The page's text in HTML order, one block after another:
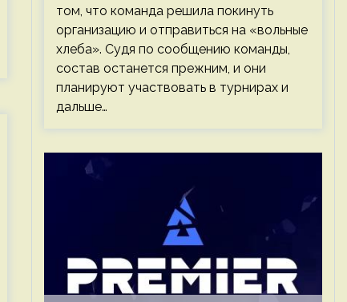
том, что команда решила покинуть
организацию и отправиться на «вольные
хлеба». Судя по сообщению команды,
состав останется прежним, и они
планируют участвовать в турнирах и
дальше…